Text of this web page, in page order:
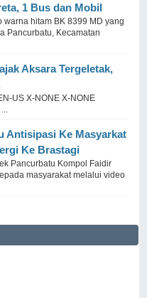
1 Bus dan Mobil
warna hitam BK 8399 MD yang
Pancurbatu, Kecamatan
Aksara Tergeletak,
US X-NONE X-NONE
Antisipasi Ke Masyarkat
Ke Brastagi
Pancurbatu Kompol Faidir
masyarakat melalui video